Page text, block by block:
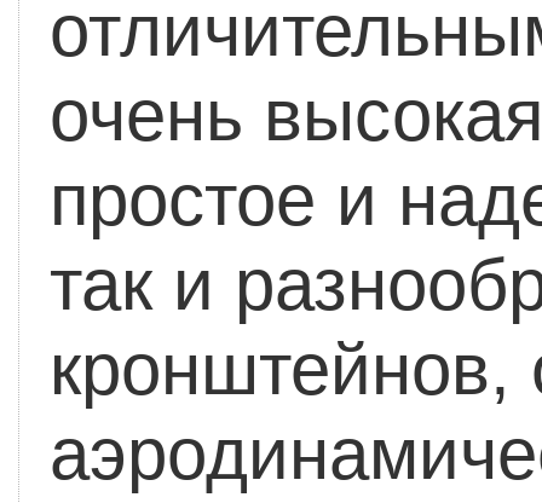
очень
простое и
так и
кронштейнов,